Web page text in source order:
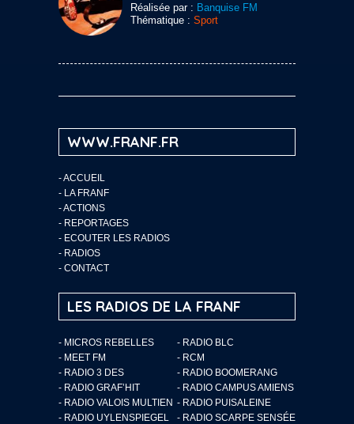
Réalisée par : Banquise FM
Thématique : Sport
WWW.FRANF.FR
-ACCUEIL
- LA FRANF
-ACTIONS
- REPORTAGES
- ECOUTER LES RADIOS
- RADIOS
- CONTACT
LES RADIOS DE LA FRANF
- MICROS REBELLES
- RADIO BLC
- MEET FM
- RCM
- RADIO 3 DES
- RADIO BOOMERANG
- RADIO GRAF’HIT
- RADIO CAMPUS AMIENS
- RADIO VALOIS MULTIEN - RADIO PUISALEINE
- RADIO UYLENSPIEGEL
- RADIO SCARPE SENSÉE